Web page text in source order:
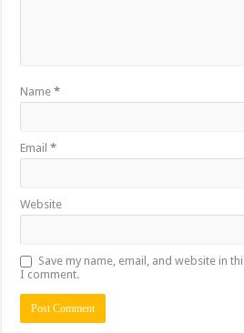
Name*
Email*
Website
Save my name, email, and website in
I comment.